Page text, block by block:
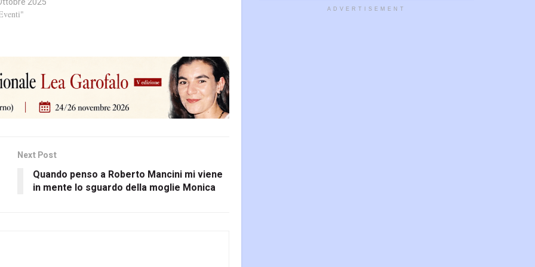
Next Post
Quando penso a Roberto Mancini mi viene
in mente lo sguardo della moglie Monica
ADVERTISEMENT